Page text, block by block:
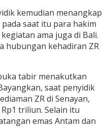
kemudian menangkap
pada saat itu para hakim
ama juga di Bali.
hubungan kehadiran ZR
tabir menakutkan
saat penyidik
ZR di Senayan,
triliun. Selain itu
emas Antam dan